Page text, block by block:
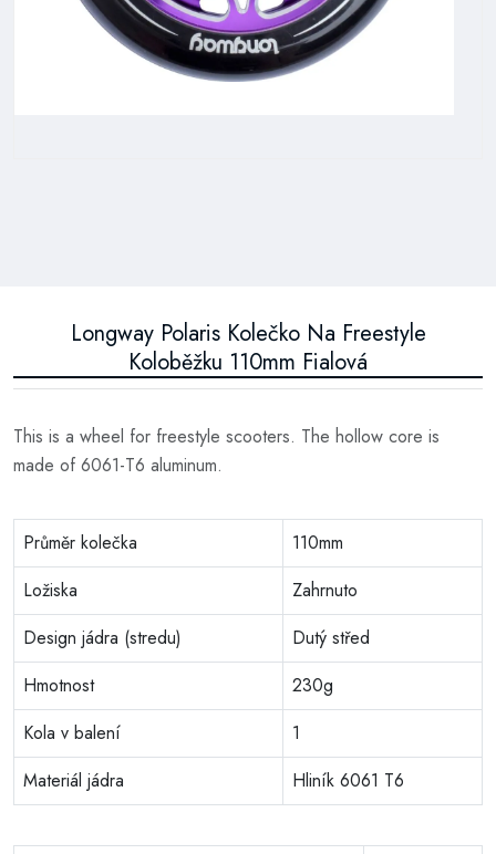
Longway Polaris Kolečko Na Freestyle
Koloběžku 110mm Fialová
This is a wheel for freestyle scooters. The hollow core is
made of 6061-T6 aluminum.
Průměr kolečka
110mm
Ložiska
Zahrnuto
Design jádra (stredu)
Dutý střed
Hmotnost
230g
Kola v balení
1
Materiál jádra
Hliník 6061 T6